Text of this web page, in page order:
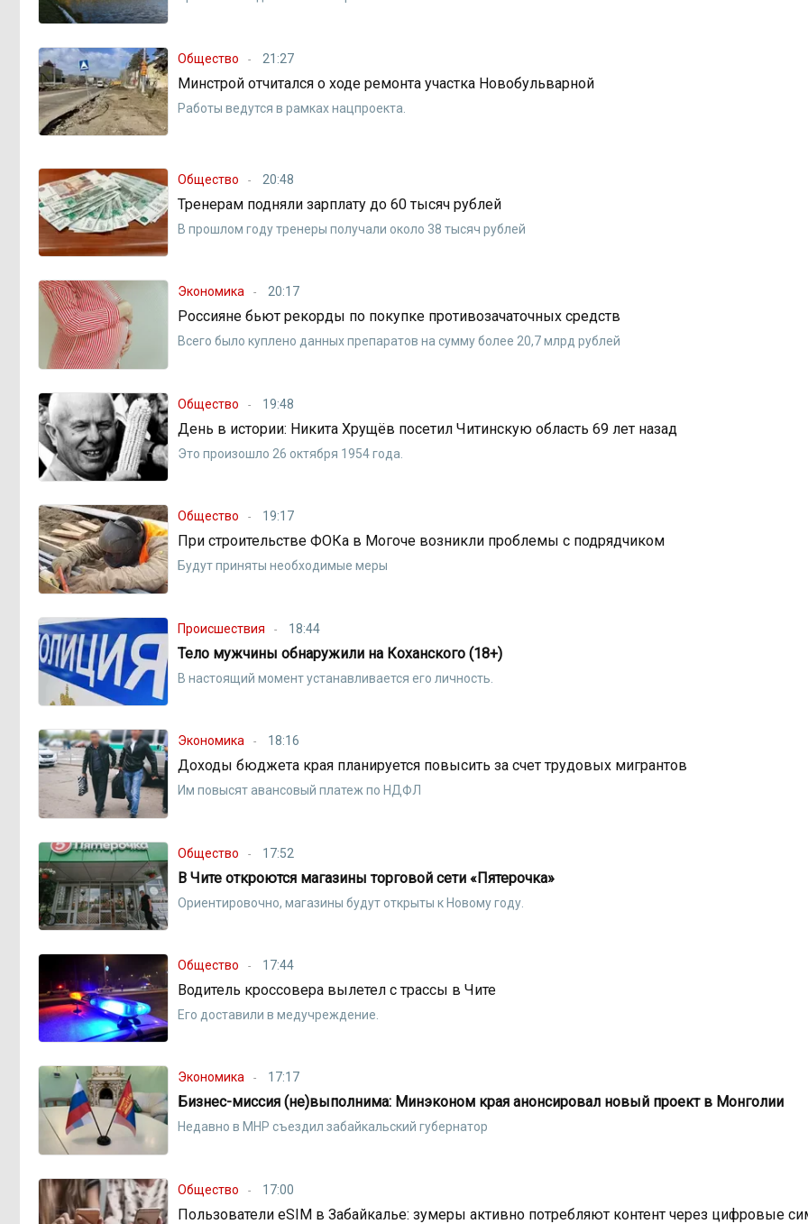
Общество 21:27
Минстрой отчитался о ходе ремонта участка Новобульварной
Работы ведутся в рамках нацпроекта.
Общество 20:48
Тренерам подняли зарплату до 60 тысяч рублей
В прошлом году тренеры получали около 38 тысяч рублей
Экономика 20:17
Россияне бьют рекорды по покупке противозачаточных средств
Всего было куплено данных препаратов на сумму более 20,7 млрд рублей
Общество 19:48
День в истории: Никита Хрущёв посетил Читинскую область 69 лет назад
Это произошло 26 октября 1954 года.
Общество 19:17
При строительстве ФОКа в Могоче возникли проблемы с подрядчиком
Будут приняты необходимые меры
Происшествия 18:44
Тело мужчины обнаружили на Коханского (18+)
В настоящий момент устанавливается его личность.
Экономика 18:16
Доходы бюджета края планируется повысить за счет трудовых мигрантов
Им повысят авансовый платеж по НДФЛ
Общество 17:52
В Чите откроются магазины торговой сети «Пятерочка»
Ориентировочно, магазины будут открыты к Новому году.
Общество 17:44
Водитель кроссовера вылетел с трассы в Чите
Его доставили в медучреждение.
Экономика 17:17
Бизнес-миссия (не)выполнима: Минэконом края анонсировал новый проект в Монголии
Недавно в МНР съездил забайкальский губернатор
Общество 17:00
Пользователи eSIM в Забайкалье: зумеры активно потребляют контент через цифровые